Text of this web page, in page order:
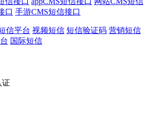
口 手游CMS短信接口
信平台 视频短信 短信验证码 营销短信
国际短信
证